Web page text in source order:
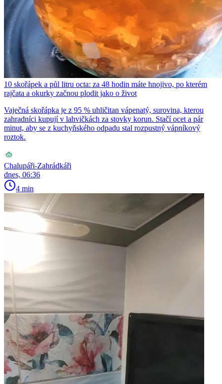
10 skořápek a půl litru octa: za 48 hodin máte hnojivo, po kterém
rajčata a okurky začnou plodit jako o život
Vaječná skořápka je z 95 % uhličitan vápenatý, surovina, kterou
zahradníci kupují v lahvičkách za stovky korun. Stačí ocet a pár
minut, aby se z kuchyňského odpadu stal rozpustný vápníkový
roztok.
Chalupáři-Zahrádkáři
dnes, 06:36
4 min